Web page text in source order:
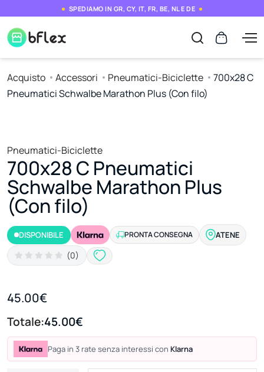
SPEDIAMO IN GR, CY, IT, FR, BE, NL E DE
Acquisto Accessori Pneumatici-Biciclette
700x28 C
Pneumatici Schwalbe Marathon Plus (Con filo)
Pneumatici-Biciclette
700x28 C Pneumatici
Schwalbe Marathon Plus
(Con filo)
DISPONIBILE PRONTA CONSEGNA ATENE
(0)
45.00€
Totale:45.00€
Paga in 3 rate senza interessi con Klarna